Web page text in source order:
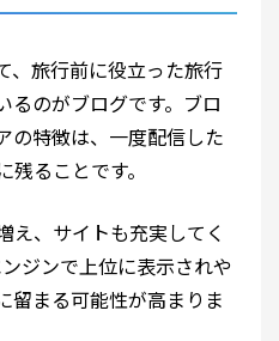
、旅行前に役立った旅行
るのがブログです。ブロ
の特徴は、一度配信した
ることです。
え、サイトも充実してく
ジンで上位に表示されや
留まる可能性が高まりま